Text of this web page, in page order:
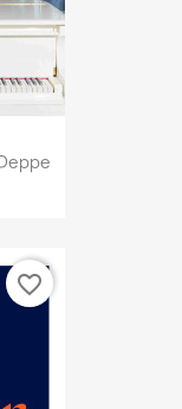
favorite_border